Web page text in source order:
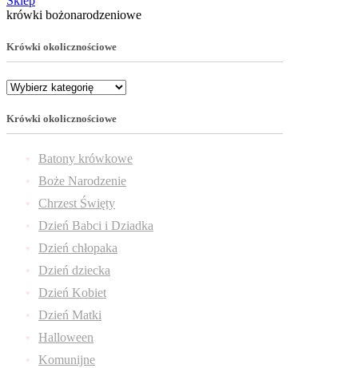
krówki bożonarodzeniowe
Krówki okolicznościowe
Krówki okolicznościowe
Batony krówkowe
Boże Narodzenie
Chrzest Święty
Dzień Babci i Dziadka
Dzień chłopaka
Dzień dziecka
Dzień Kobiet
Dzień Matki
Halloween
Komunijne